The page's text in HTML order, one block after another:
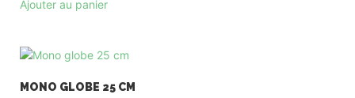
Ajouter au panier
MONO GLOBE 25 CM